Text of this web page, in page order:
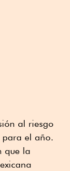
al riesgo
el año.
que la